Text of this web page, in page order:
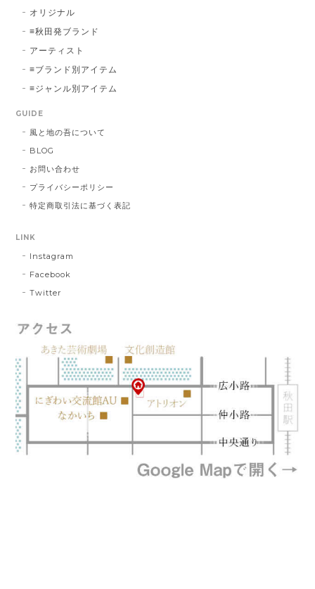
オリジナル
≡秋田発ブランド
アーティスト
≡ブランド別アイテム
≡ジャンル別アイテム
GUIDE
風と地の吾について
BLOG
お問い合わせ
プライバシーポリシー
特定商取引法に基づく表記
LINK
Instagram
Facebook
Twitter